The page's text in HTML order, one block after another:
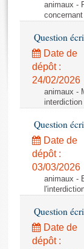
Rapports
Rapports sur
Baromètre de
Dossiers
Budget et
Questions
Comptes
Anciennes
animaux -
Question
Date de
dépôt :
24/02/2026
animaux -
Question
Date de
dépôt :
03/03/2026
animaux -
Question
Date de
dépôt :